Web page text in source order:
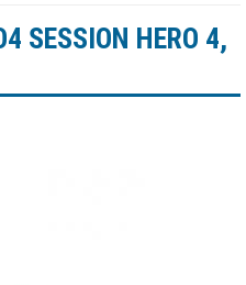
SESSION HERO 4,